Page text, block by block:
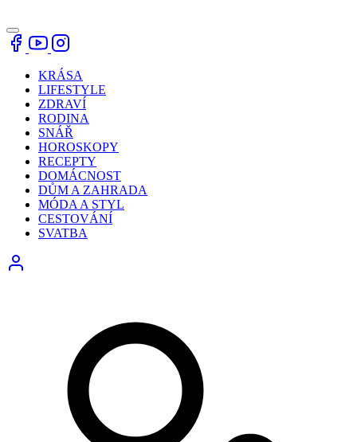
KRÁSA
LIFESTYLE
ZDRAVÍ
RODINA
SNÁŘ
HOROSKOPY
RECEPTY
DOMÁCNOST
DŮM A ZAHRADA
MÓDA A STYL
CESTOVÁNÍ
SVATBA